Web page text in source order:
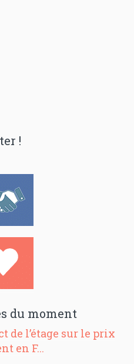
!
du moment
de l’étage sur le prix
en F...